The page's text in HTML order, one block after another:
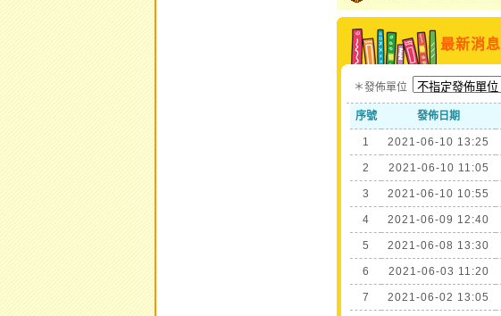
最新消息
＊發佈單位
序號 發佈日期
1 2021-06-10 13:25
2 2021-06-10 11:05
3 2021-06-10 10:55
4 2021-06-09 12:40
5 2021-06-08 13:30
6 2021-06-03 11:20
7 2021-06-02 13:05